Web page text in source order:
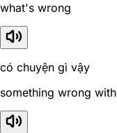
what's wrong
có chuyện gì vậy
something wrong with